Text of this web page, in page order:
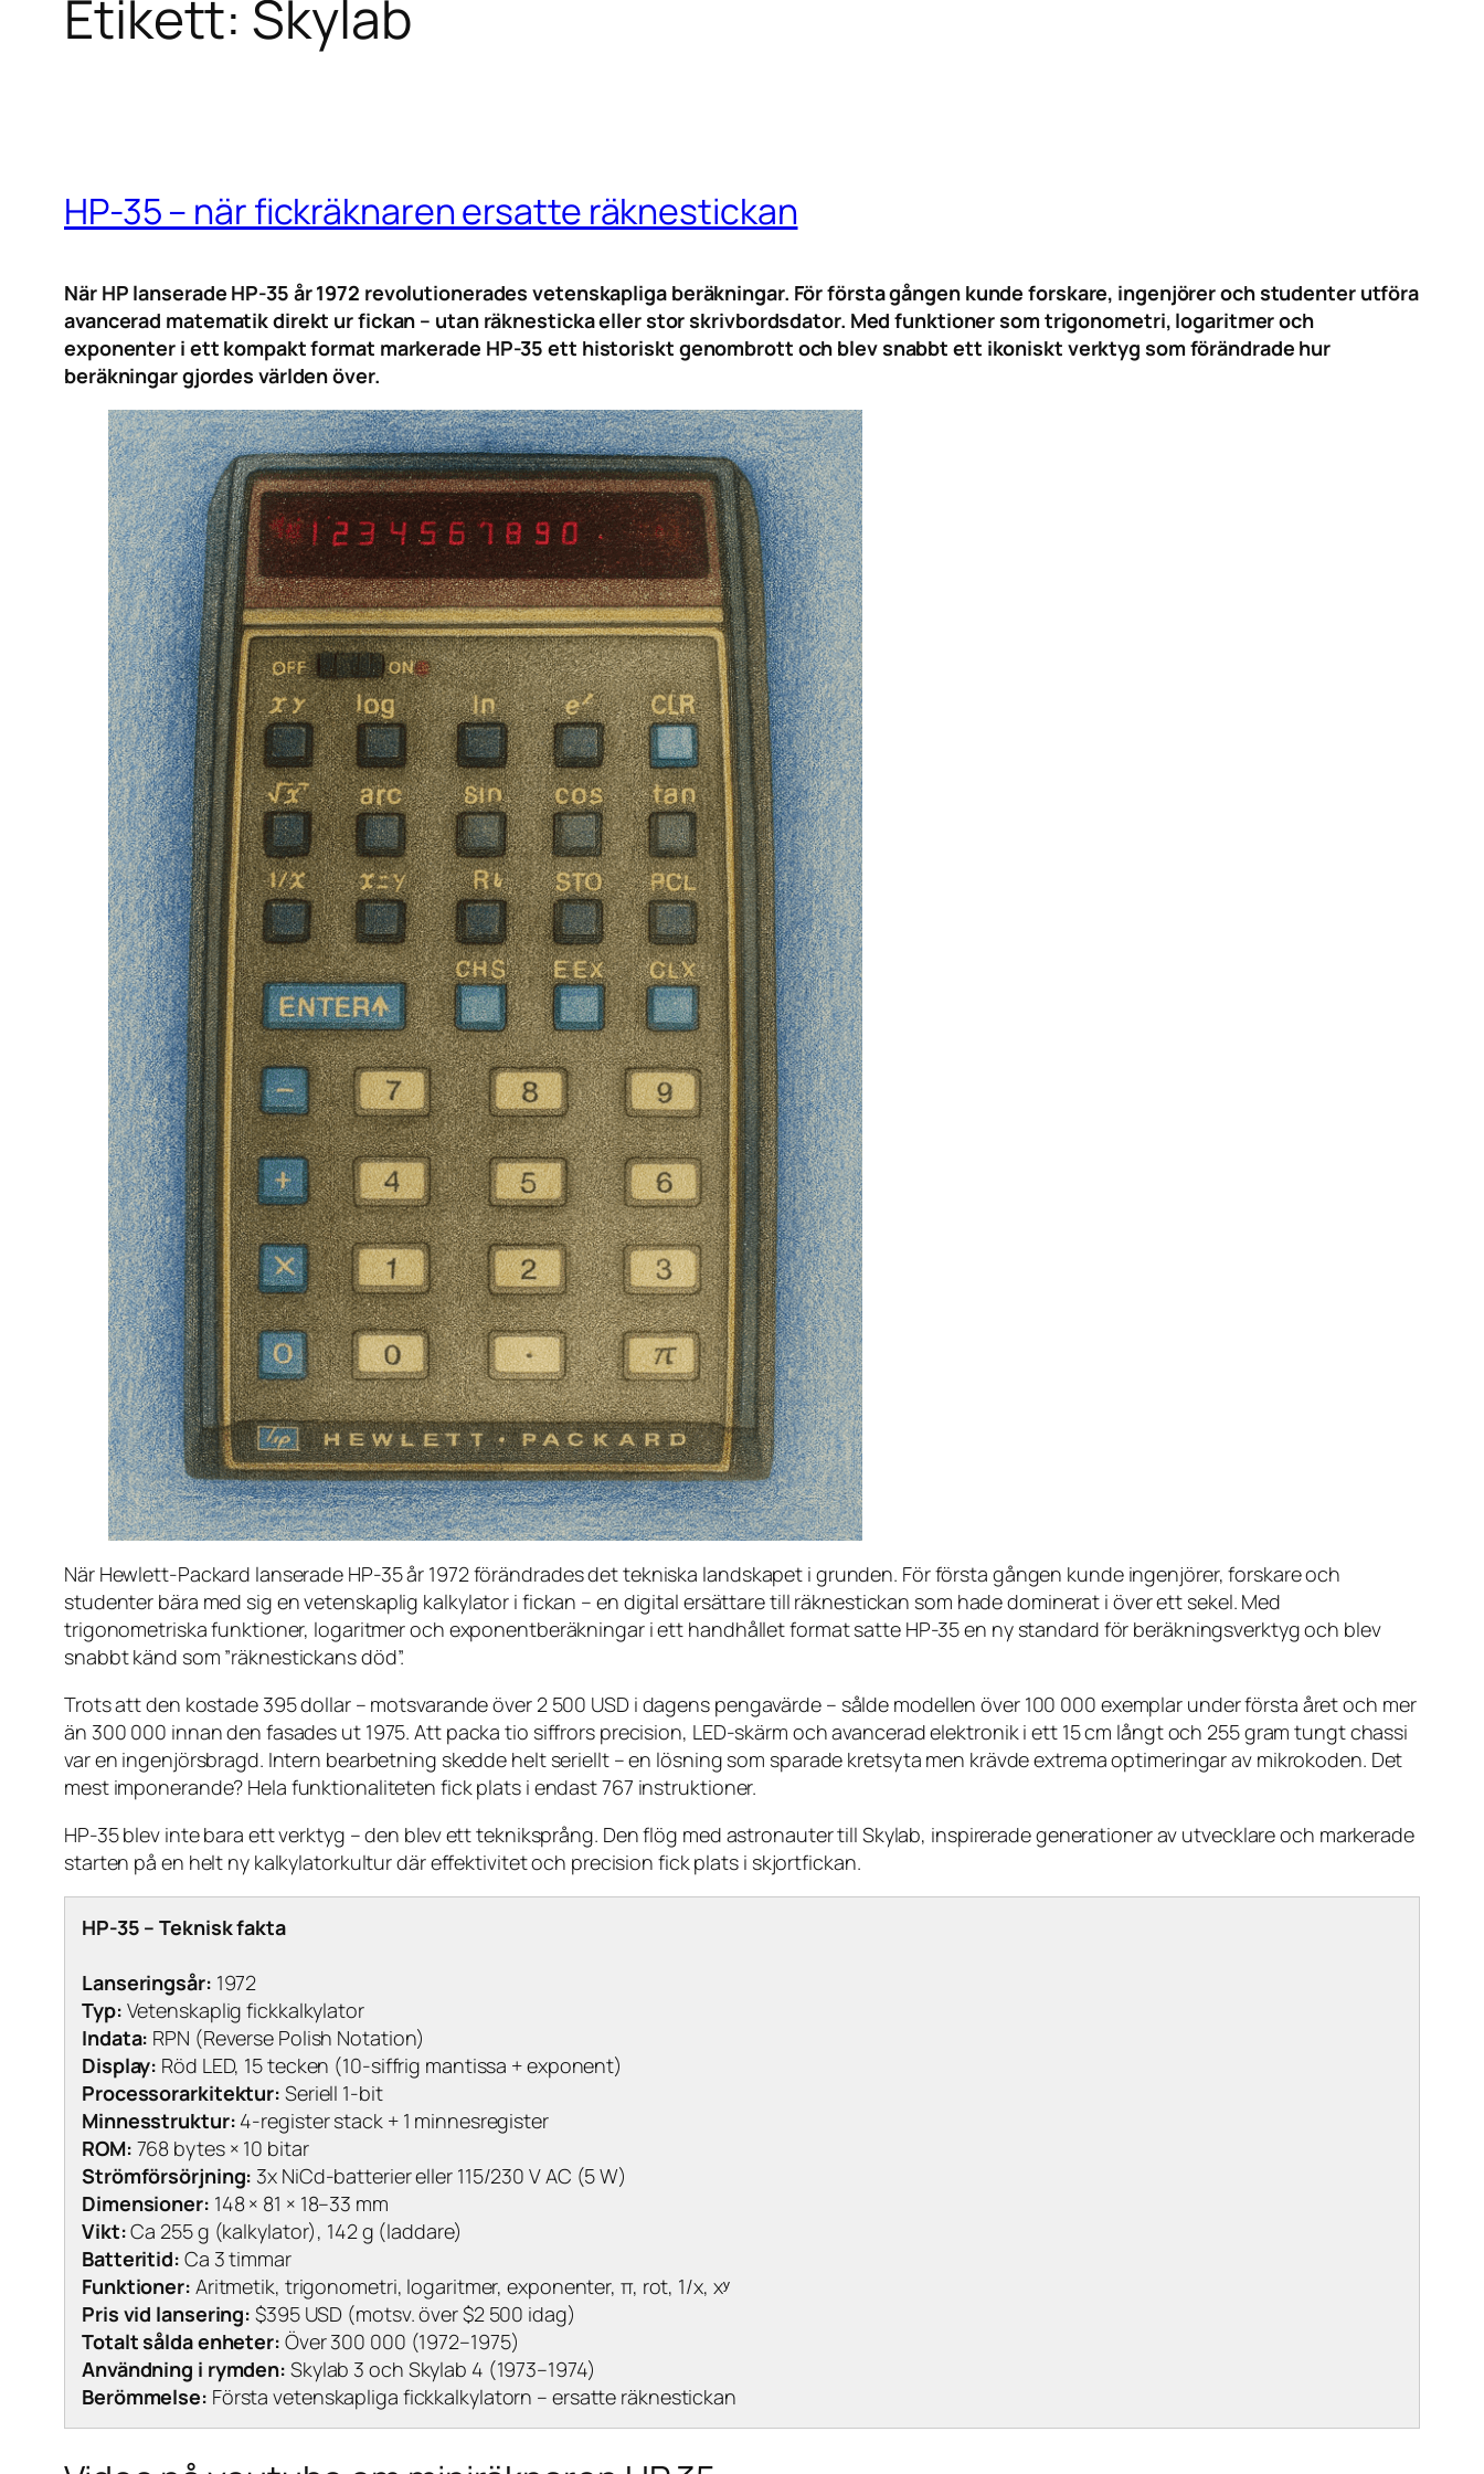
Etikett: Skylab
HP-35 – när fickräknaren ersatte räknestickan
När HP lanserade HP-35 år 1972 revolutionerades vetenskapliga beräkningar. För första gången kunde forskare, ingenjörer och studenter utföra
avancerad matematik direkt ur fickan – utan räknesticka eller stor skrivbordsdator. Med funktioner som trigonometri, logaritmer och
exponenter i ett kompakt format markerade HP-35 ett historiskt genombrott och blev snabbt ett ikoniskt verktyg som förändrade hur
beräkningar gjordes världen över.
När Hewlett-Packard lanserade HP-35 år 1972 förändrades det tekniska landskapet i grunden. För första gången kunde ingenjörer, forskare och
studenter bära med sig envetenskaplig kalkylator i fickan – en digital ersättare till räknestickan som hade dominerat i över ett sekel. Med
trigonometriska funktioner, logaritmer och exponentberäkningar i ett handhållet format satte HP-35 en ny standard för beräkningsverktyg och blev
snabbt känd som ”räknestickans död”.
Trots att den kostade 395 dollar – motsvarande över 2 500 USD i dagens pengavärde – sålde modellen över 100 000 exemplar under första året och mer
än 300 000 innan den fasades ut 1975. Att packa tio siffrors precision, LED-skärm och avancerad elektronik i ett 15 cm långt och 255 gram tungt chassi
var en ingenjörsbragd. Intern bearbetning skedde helt seriellt – en lösning som sparade kretsyta men krävde extrema optimeringar av mikrokoden. Det
mest imponerande? Hela funktionaliteten fick plats i endast 767 instruktioner.
HP-35 blev inte bara ett verktyg – den blev ett tekniksprång. Den flög med astronauter till Skylab, inspirerade generationer av utvecklare och markerade
starten på en helt ny kalkylatorkultur där effektivitet och precision fick plats i skjortfickan.
HP-35 – Teknisk fakta
Lanseringsår: 1972
Typ: Vetenskaplig fickkalkylator
Indata: RPN (Reverse Polish Notation)
Display: Röd LED, 15 tecken (10-siffrig mantissa + exponent)
Processorarkitektur: Seriell 1-bit
Minnesstruktur: 4-register stack + 1 minnesregister
ROM: 768 bytes × 10 bitar
Strömförsörjning: 3x NiCd-batterier eller 115/230 V AC (5 W)
Dimensioner: 148 × 81 × 18–33 mm
Vikt:Ca 255 g (kalkylator), 142 g (laddare)
Batteritid: Ca 3 timmar
Funktioner: Aritmetik, trigonometri, logaritmer, exponenter, π, rot, 1/x, xʸ
Pris vid lansering: $395 USD (motsv. över $2 500 idag)
Totalt sålda enheter: Över 300 000 (1972–1975)
Användning i rymden: Skylab 3 och Skylab 4 (1973–1974)
Berömmelse: Första vetenskapliga fickkalkylatorn – ersatte räknestickan